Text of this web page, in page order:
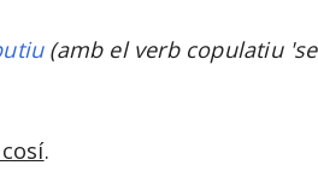
(amb el verb copulatiu
.